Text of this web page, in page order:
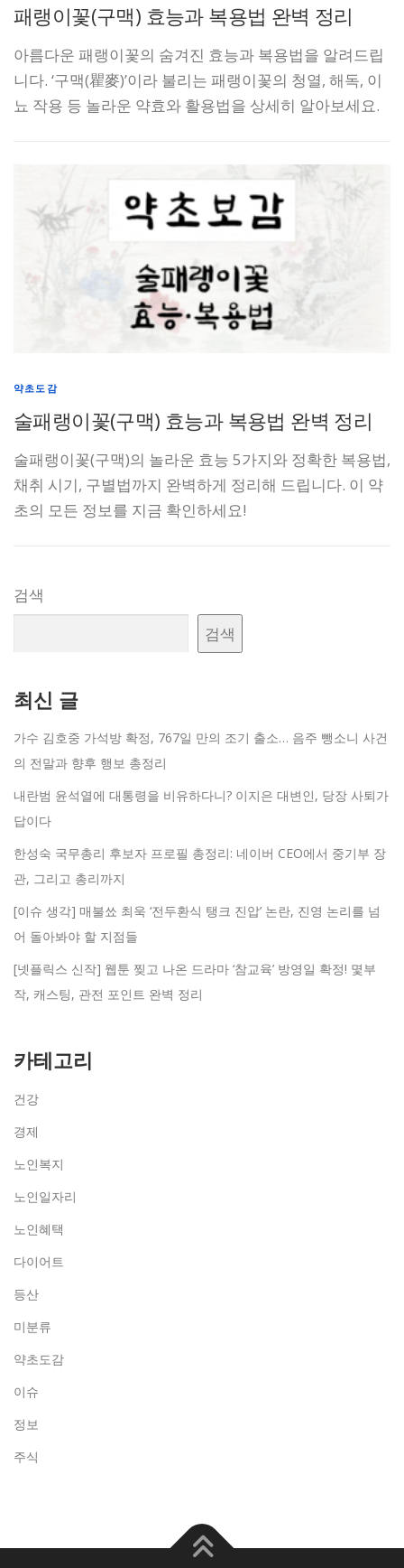
패랭이꽃(구맥) 효능과 복용법 완벽 정리
아름다운 패랭이꽃의 숨겨진 효능과 복용법을 알려드립
니다. ‘구맥(瞿麥)’이라 불리는 패랭이꽃의 청열, 해독, 이
뇨 작용 등 놀라운 약효와 활용법을 상세히 알아보세요.
약초도감
술패랭이꽃(구맥) 효능과 복용법 완벽 정리
술패랭이꽃(구맥)의 놀라운 효능 5가지와 정확한 복용법,
채취 시기, 구별법까지 완벽하게 정리해 드립니다. 이 약
초의 모든 정보를 지금 확인하세요!
검색
검색
최신 글
가수 김호중 가석방 확정, 767일 만의 조기 출소… 음주 뺑소니 사건
의 전말과 향후 행보 총정리
내란범 윤석열에 대통령을 비유하다니? 이지은 대변인, 당장 사퇴가
답이다
한성숙 국무총리 후보자 프로필 총정리: 네이버 CEO에서 중기부 장
관, 그리고 총리까지
[이슈 생각] 매불쑈 최욱 ‘전두환식 탱크 진압’ 논란, 진영 논리를 넘
어 돌아봐야 할 지점들
[넷플릭스 신작] 웹툰 찢고 나온 드라마 ‘참교육’ 방영일 확정! 몇부
작, 캐스팅, 관전 포인트 완벽 정리
카테고리
건강
경제
노인복지
노인일자리
노인혜택
다이어트
등산
미분류
약초도감
이슈
정보
주식